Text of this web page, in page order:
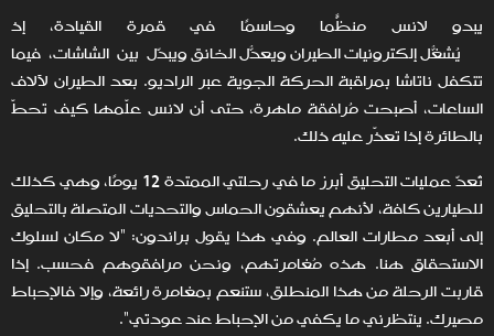
يبدو لانس منظّمًا وحاسمًا في قمرة القيادة، إذ
يُشغّل إلكترونيات الطيران ويُعدّل الخانق ويُبدّل بين الشاشات، فيما
تتكفل ناتاشا بمراقبة الحركة الجوية عبر الراديو. بعد الطيران لآلاف
الساعات، أصبحت مُرافقة ماهرة، حتى أن لانس علّمها كيف تحطّ
بالطائرة إذا تعذّر عليه ذلك.
تُعدّ عمليات التحليق أبرز ما في رحلتي الممتدة 12 يومًا، وهي كذلك
للطيارين كافة، لأنهم يعشقون الحماس والتحديات المتصلة بالتحليق
إلى أبعد مطارات العالم. وفي هذا يقول براندون: "لا مكان لسلوك
الاستحقاق هنا. هذه مُغامرتهم، ونحن مرافقوهم فحسب. إذا
قاربت الرحلة من هذا المنطلق، ستنعم بمغامرة رائعة، وإلا فالإحباط
مصيرك. ينتظرني ما يكفي من الإحباط عند عودتي".